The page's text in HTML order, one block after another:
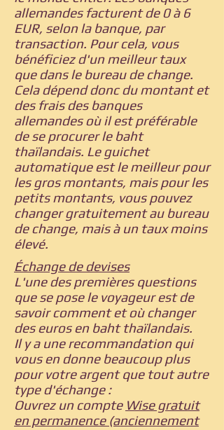
allemandes facturent de 0 à 6
EUR, selon la banque, par
transaction. Pour cela, vous
bénéficiez d'un meilleur taux
que dans le bureau de change.
Cela dépend donc du montant et
des frais des banques
allemandes où il est préférable
de se procurer le baht
thaïlandais. Le guichet
automatique est le meilleur pour
les gros montants, mais pour les
petits montants, vous pouvez
changer gratuitement au bureau
de change, mais à un taux moins
élevé.
Échange de devises
L'une des premières questions
que se pose le voyageur est de
savoir comment et où changer
des euros en baht thaïlandais.
Il y a une recommandation qui
vous en donne beaucoup plus
pour votre argent que tout autre
type d'échange :
Ouvrez un compte Wise gratuit
en permanence (anciennement